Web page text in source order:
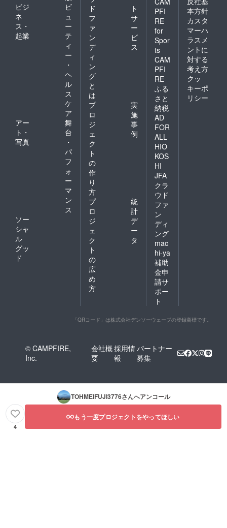
ビジ
ネ
ス・
起業
ビ
ュ
ー
テ
ィ
ー
・
ヘ
ル
ス
ケ
ア
アー
ト・
写真
舞
台
・
パ
フ
ォ
ー
マ
ン
ス
ソー
シャ
ル
グッ
ド
ド
フ
ァ
ン
デ
ィ
ン
グ
と
は
ト
サ
ー
ビ
ス
プ
ロ
ジ
ェ
ク
ト
の
作
り
方
実
施
事
例
プ
ロ
ジ
ェ
ク
ト
の
広
め
方
統
計
デ
ー
タ
PFI
RE
for
Spor
ts
CAM
PFI
RE
ふる
さと
納税
AD
FOR
ALL
HIO
KOS
HI
JFA
クラ
ウド
ファ
ン
ディ
ング
mac
hi-ya
補助
金申
請サ
ポー
ト
本方針
カスタ
マーハ
ラスメ
ントに
対する
考え方
クッ
キーポ
リシー
「QRコード」は株式会社デンソーウェーブの登録商標です。
© CAMPFIRE,
Inc.
会社概
要
採用情
報
パートナー
募集
TOHMEIFUJI3776さんへアンコール
4
もう一度プロジェクトをやってほしい